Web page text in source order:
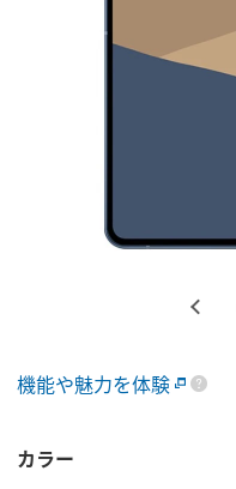
機能や魅力を体験
カラー